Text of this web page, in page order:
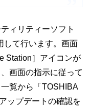
ィリティーソフト
して行います。画面
Station］アイコンが
画面の指示に従って
覧から「TOSHIBA
ップデートの確認を